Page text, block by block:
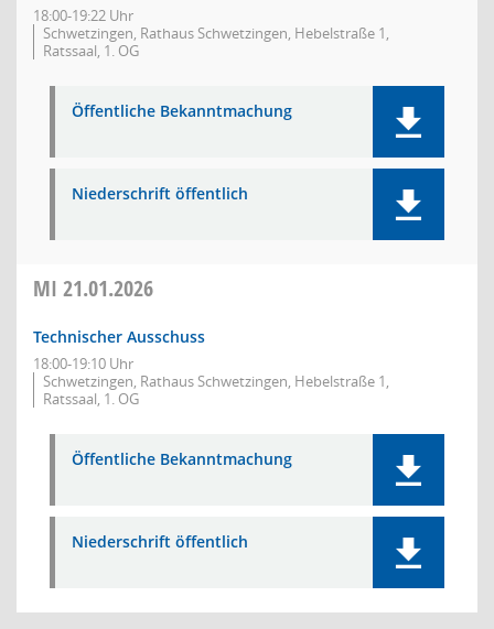
18:00-19:22 Uhr
Schwetzingen, Rathaus Schwetzingen, Hebelstraße 1,
Ratssaal, 1. OG
Öffentliche Bekanntmachung
Niederschrift öffentlich
MI 21.01.2026
Technischer Ausschuss
18:00-19:10 Uhr
Schwetzingen, Rathaus Schwetzingen, Hebelstraße 1,
Ratssaal, 1. OG
Öffentliche Bekanntmachung
Niederschrift öffentlich